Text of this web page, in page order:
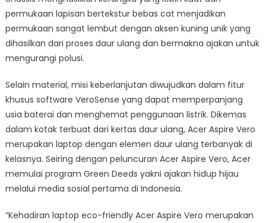
permukaan lapisan bertekstur bebas cat menjadikan
permukaan sangat lembut dengan aksen kuning unik yang
dihasilkan dari proses daur ulang dan bermakna ajakan untuk
mengurangi polusi.
Selain material, misi keberlanjutan diwujudkan dalam fitur
khusus software VeroSense yang dapat memperpanjang
usia baterai dan menghemat penggunaan listrik. Dikemas
dalam kotak terbuat dari kertas daur ulang, Acer Aspire Vero
merupakan laptop dengan elemen daur ulang terbanyak di
kelasnya. Seiring dengan peluncuran Acer Aspire Vero, Acer
memulai program Green Deeds yakni ajakan hidup hijau
melalui media sosial pertama di Indonesia.
“Kehadiran laptop eco-friendly Acer Aspire Vero merupakan